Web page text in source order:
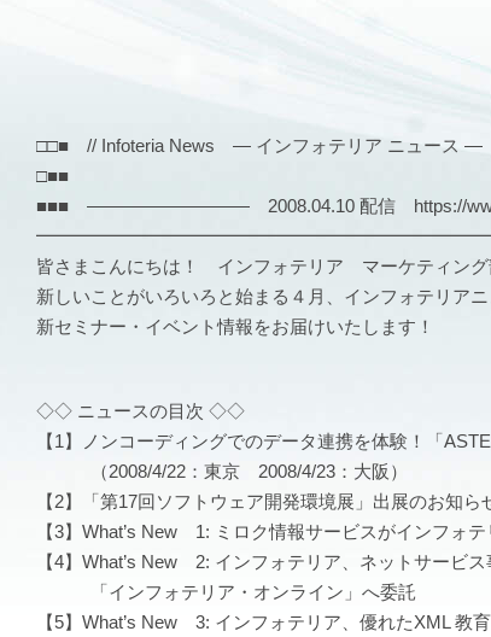
□□■ // Infoteria News — インフォテリア ニュース —
□■■
■■■ ――――――――― 2008.04.10 配信 https://
皆さまこんにちは！ インフォテリア マーケティング
新しいことがいろいろと始まる４月、インフォテリア
新セミナー・イベント情報をお届けいたします！
◇◇ ニュースの目次 ◇◇
【1】ノンコーディングでのデータ連携を体験！「
（2008/4/22：東京 2008/4/23：大阪）
【2】「第17回ソフトウェア開発環境展」出展のお知ら
【3】What’s New 1: ミロク情報サービスがインフォ
【4】What’s New 2: インフォテリア、ネットサービ
「インフォテリア・オンライン」へ委託
【5】What’s New 3: インフォテリア、優れたXML 教